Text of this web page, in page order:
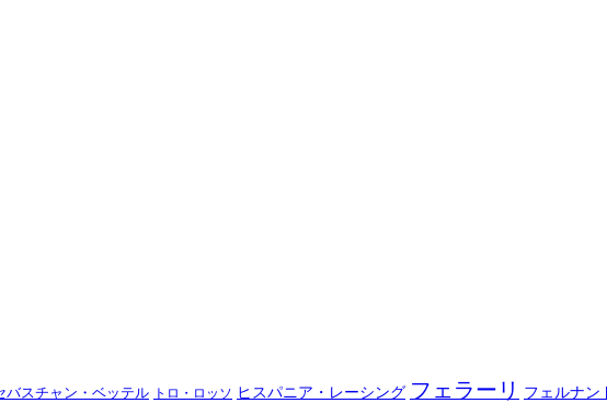
バスチャン・ベッテル トロ・ロッソ ヒスパニア・レーシング フェラーリ フェルナン